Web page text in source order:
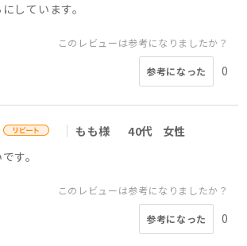
しています。
このレビューは参考になりましたか？
参考になった 0
もも様 40代
女性
す。
このレビューは参考になりましたか？
参考になった 0